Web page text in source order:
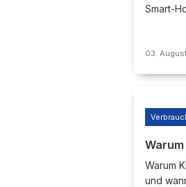
Smart-
03.
Warum
und